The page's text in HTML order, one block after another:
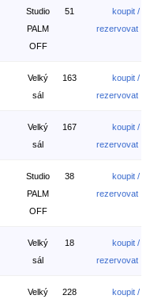
Studio
PALM
OFF
51
koupit /
rezervovat
Velký
sál
163
koupit /
rezervovat
Velký
sál
167
koupit /
rezervovat
Studio
PALM
OFF
38
koupit /
rezervovat
Velký
sál
18
koupit /
rezervovat
Velký
228
koupit /